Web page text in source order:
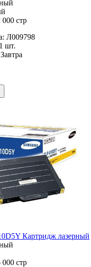
000 стр
Л009798
1 шт.
Завтра
Картридж лазерный
000 стр